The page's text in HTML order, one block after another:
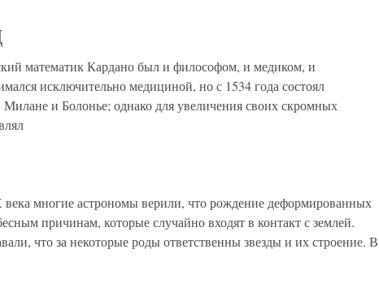
математик Кардано был и философом, и медиком, и
исключительно медициной, но с 1534 года состоял
и Болонье; однако для увеличения своих скромных
века многие астрономы верили, что рождение деформированных
причинам, которые случайно входят в контакт с землей.
что за некоторые роды ответственны звезды и их строение. В